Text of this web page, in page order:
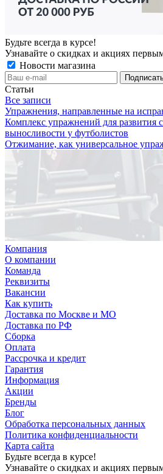
Будьте всегда в курсе!
Узнавайте о скидках и акциях
Новости магазина
Статьи
Все записи
Упражнения, направленные на
Комплекс упражнений для развития
выносливости у футболистов
Отжимание, как универсальное
Компания
О компании
Команда
Реквизиты
Вакансии
Как купить
Доставка по Москве и МО
Доставка по РФ
Сборка
Оплата
Рассрочка и кредит
Гарантия
Информация
Акции
Бренды
Блог
Обработка персональных данных
Политика конфиденциальности
Карта сайта
Будьте всегда в курсе!
Узнавайте о скидках и акциях